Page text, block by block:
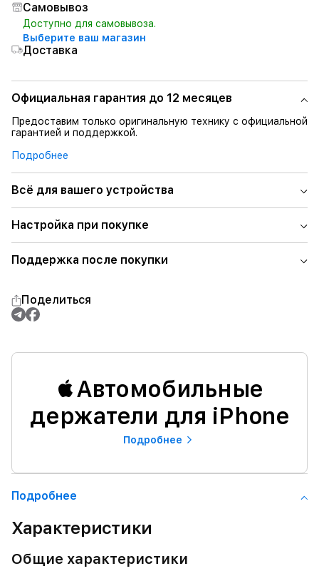
Самовывоз
Доступно для самовывоза.
Выберите ваш магазин
Доставка
Официальная гарантия до 12 месяцев
Предоставим только оригинальную технику с официальной
гарантией и поддержкой.
Подробнее
Всё для вашего устройства
Настройка при покупке
Поддержка после покупки
Поделиться
Автомобильные
держатели для iPhone
Подробнее
Подробнее
Характеристики
Общие характеристики